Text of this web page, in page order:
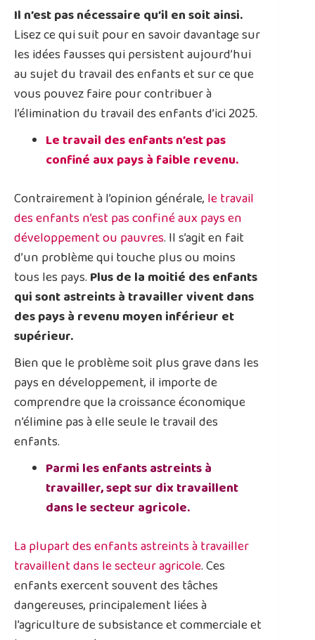
Il n’est pas nécessaire qu’il en soit ainsi.
Lisez ce qui suit pour en savoir davantage sur
les idées fausses qui persistent aujourd’hui
au sujet du travail des enfants et sur ce que
vous pouvez faire pour contribuer à
l’élimination du travail des enfants d’ici 2025.
Le travail des enfants n’est pas
confiné aux pays à faible revenu.
Contrairement à l’opinion générale, le travail
des enfants n’est pas confiné aux pays en
développement ou pauvres. Il s’agit en fait
d’un problème qui touche plus ou moins
tous les pays. Plus de la moitié des enfants
qui sont astreints à travailler vivent dans
des pays à revenu moyen inférieur et
supérieur.
Bien que le problème soit plus grave dans les
pays en développement, il importe de
comprendre que la croissance économique
n’élimine pas à elle seule le travail des
enfants.
Parmi les enfants astreints à
travailler, sept sur dix travaillent
dans le secteur agricole.
La plupart des enfants astreints à travailler
travaillent dans le secteur agricole. Ces
enfants exercent souvent des tâches
dangereuses, principalement liées à
l’agriculture de subsistance et commerciale et